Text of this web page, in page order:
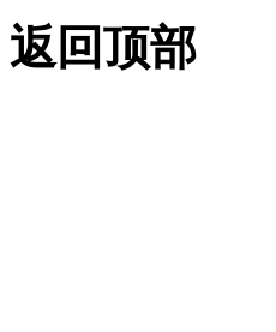
返回顶部